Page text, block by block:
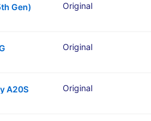
Gen) Original
Original
A20S Original